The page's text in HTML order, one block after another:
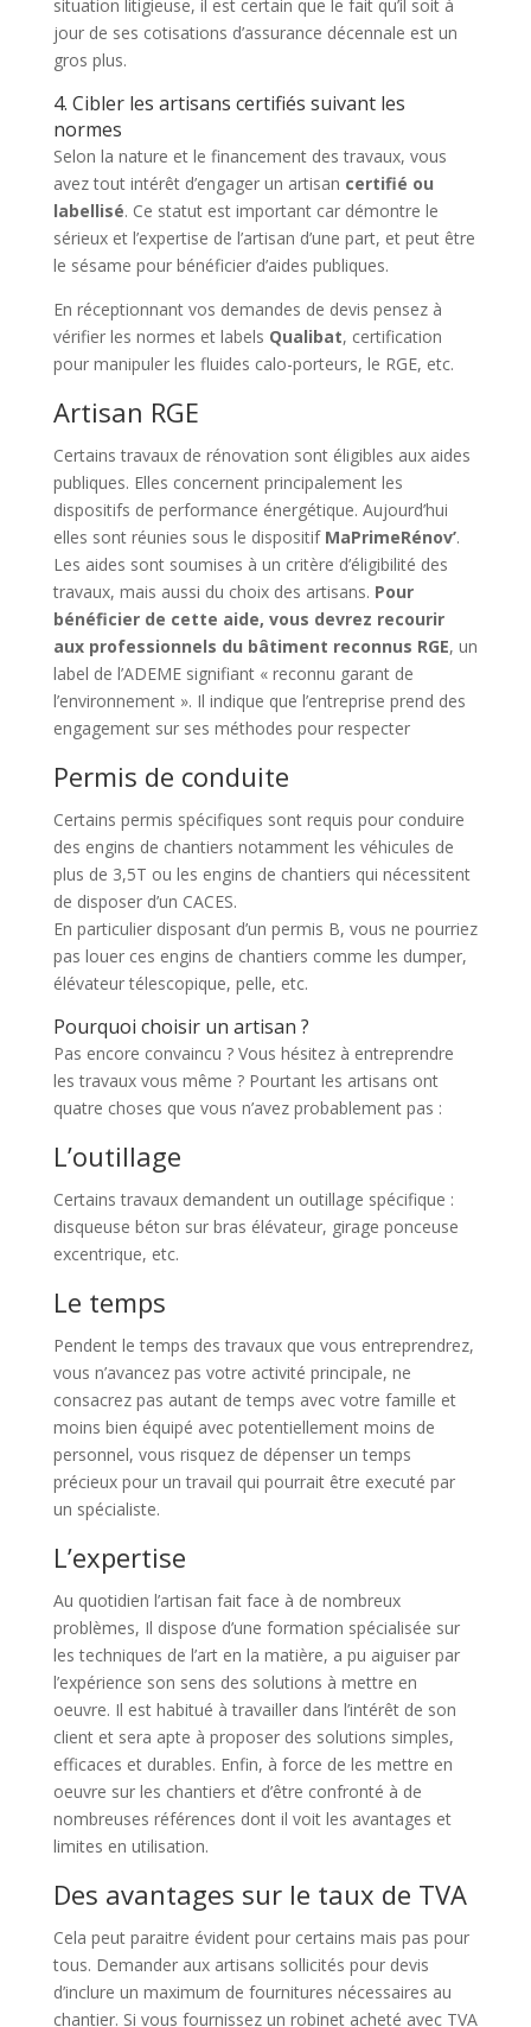
situation litigieuse, il est certain que le fait qu’il soit à
jour de ses cotisations d’assurance décennale est un
gros plus.
4. Cibler les artisans certifiés suivant les
normes
Selon la nature et le financement des travaux, vous
avez tout intérêt d’engager un artisan certifié ou
labellisé. Ce statut est important car démontre le
sérieux et l’expertise de l’artisan d’une part, et peut être
le sésame pour bénéficier d’aides publiques.
En réceptionnant vos demandes de devis pensez à
vérifier les normes et labels Qualibat, certification
pour manipuler les fluides calo-porteurs, le RGE, etc.
Artisan RGE
Certains travaux de rénovation sont éligibles aux aides
publiques. Elles concernent principalement les
dispositifs de performance énergétique. Aujourd’hui
elles sont réunies sous le dispositif MaPrimeRénov’.
Les aides sont soumises à un critère d’éligibilité des
travaux, mais aussi du choix des artisans. Pour
bénéficier de cette aide, vous devrez recourir
aux professionnels du bâtiment reconnus RGE, un
label de l’ADEME signifiant « reconnu garant de
l’environnement ». Il indique que l’entreprise prend des
engagement sur ses méthodes pour respecter
Permis de conduite
Certains permis spécifiques sont requis pour conduire
des engins de chantiers notamment les véhicules de
plus de 3,5T ou les engins de chantiers qui nécessitent
de disposer d’un CACES.
En particulier disposant d’un permis B, vous ne pourriez
pas louer ces engins de chantiers comme les dumper,
élévateur télescopique, pelle, etc.
Pourquoi choisir un artisan ?
Pas encore convaincu ? Vous hésitez à entreprendre
les travaux vous même ? Pourtant les artisans ont
quatre choses que vous n’avez probablement pas :
L’outillage
Certains travaux demandent un outillage spécifique :
disqueuse béton sur bras élévateur, girage ponceuse
excentrique, etc.
Le temps
Pendent le temps des travaux que vous entreprendrez,
vous n’avancez pas votre activité principale, ne
consacrez pas autant de temps avec votre famille et
moins bien équipé avec potentiellement moins de
personnel, vous risquez de dépenser un temps
précieux pour un travail qui pourrait être executé par
un spécialiste.
L’expertise
Au quotidien l’artisan fait face à de nombreux
problèmes, Il dispose d’une formation spécialisée sur
les techniques de l’art en la matière, a pu aiguiser par
l’expérience son sens des solutions à mettre en
oeuvre. Il est habitué à travailler dans l’intérêt de son
client et sera apte à proposer des solutions simples,
efficaces et durables. Enfin, à force de les mettre en
oeuvre sur les chantiers et d’être confronté à de
nombreuses références dont il voit les avantages et
limites en utilisation.
Des avantages sur le taux de TVA
Cela peut paraitre évident pour certains mais pas pour
tous. Demander aux artisans sollicités pour devis
d’inclure un maximum de fournitures nécessaires au
chantier. Si vous fournissez un robinet acheté avec TVA